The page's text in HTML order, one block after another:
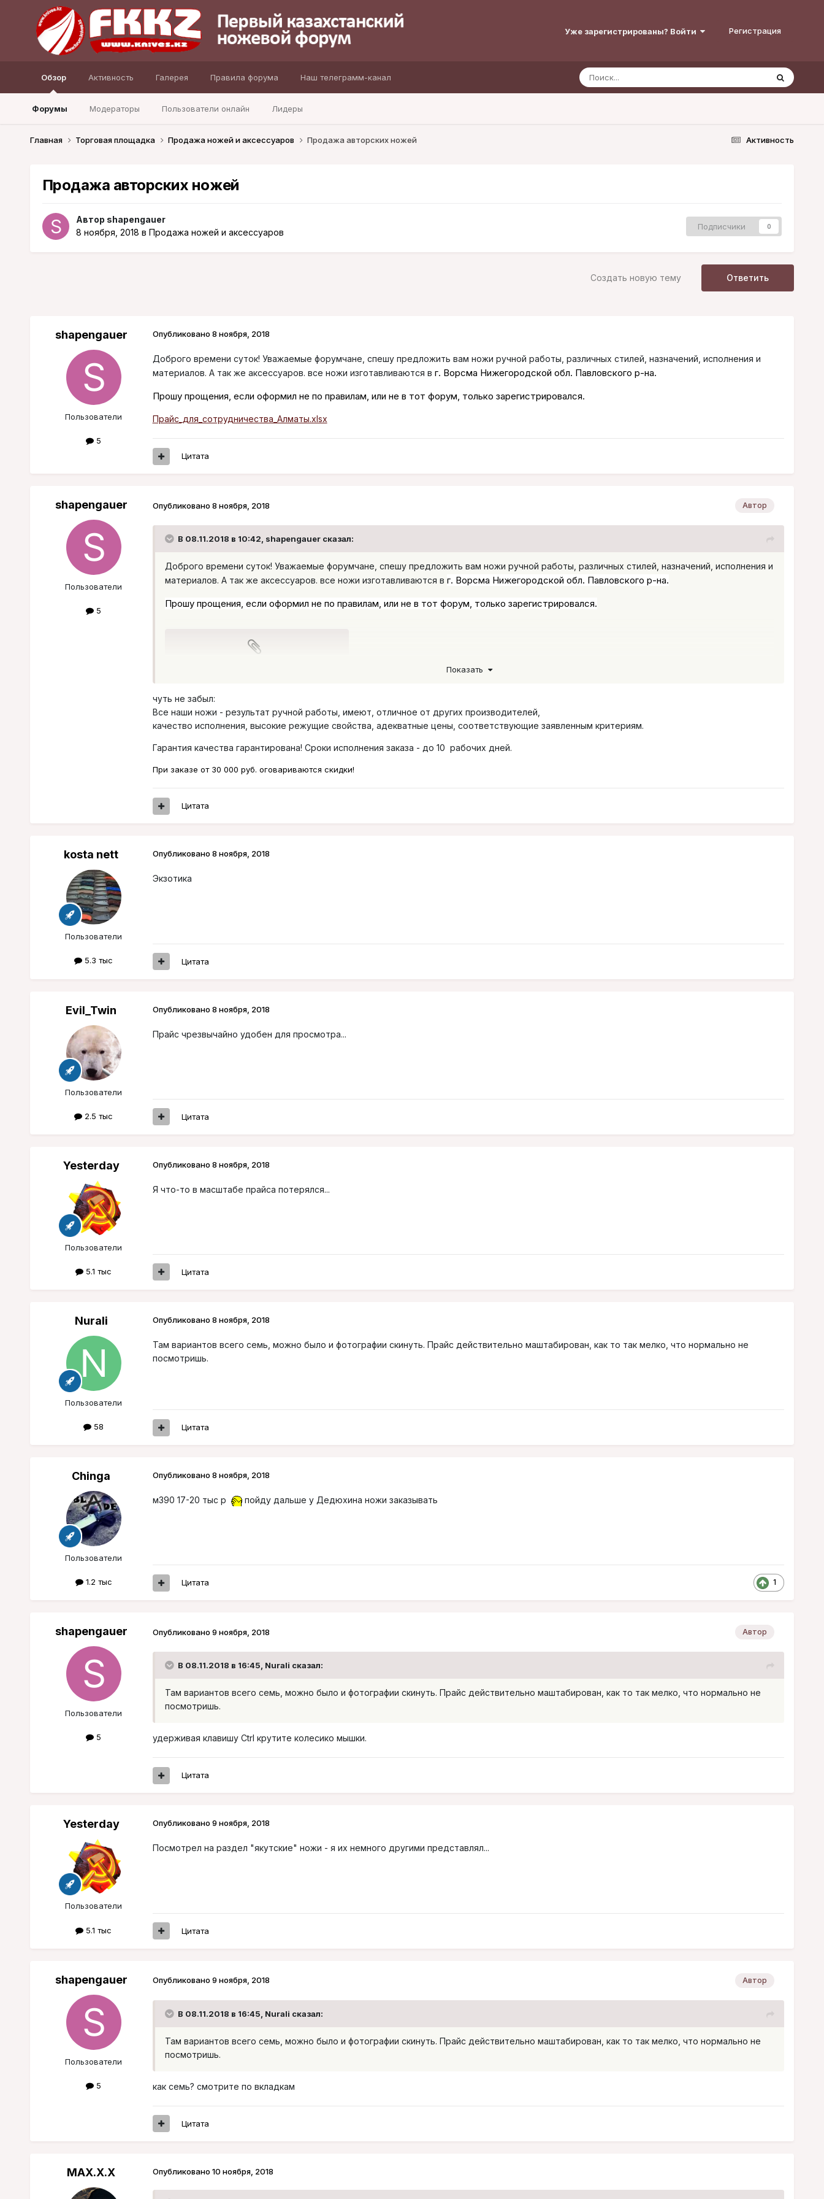
Уже зарегистрированы? Войти Регистрация
Обзор
Форумы Модераторы Пользователи онлайн Лидеры
Активность Галерея Правила форума Наш телеграмм-канал
Активность
Главная Торговая площадка Продажа ножей и аксессуаров Продажа авторских ножей
Продажа авторских ножей
Автор shapengauer
8 ноября, 2018 в Продажа ножей и аксессуаров
Подписчики 0
Ответить
Создать новую тему
shapengauer
Пользователи
5
Опубликовано 8 ноября, 2018
Доброго времени суток! Уважаемые форумчане, спешу предложить вам ножи ручной работы, различных стилей, назначений, исполнения и
материалов. А так же аксессуаров. все ножи изготавливаются в г. Ворсма Нижегородской обл. Павловского р-на.
Прошу прощения, если оформил не по правилам, или не в тот форум, только зарегистрировался.
Прайс_для_сотрудничества_Алматы.xlsx
Цитата
shapengauer
Пользователи
5
Автор
Опубликовано 8 ноября, 2018
В 08.11.2018 в 10:42, shapengauerсказал:
Доброго времени суток! Уважаемые форумчане, спешу предложить вам ножи ручной работы, различных стилей, назначений, исполнения и
материалов. А так же аксессуаров. все ножи изготавливаются в г. Ворсма Нижегородской обл. Павловского р-на.
Прошу прощения, если оформил не по правилам, или не в тот форум, только зарегистрировался.
Показать
чуть не забыл:
Все наши ножи - результат ручной работы, имеют, отличное от других производителей,
качество исполнения, высокие режущие свойства, адекватные цены, соответствующие заявленным критериям.
Гарантия качества гарантирована! Сроки исполнения заказа - до 10 рабочих дней.
При заказе от 30 000 руб. оговариваются скидки!
Цитата
kosta nett
Пользователи
5.3 тыс
Опубликовано 8 ноября, 2018
Экзотика
Цитата
Evil_Twin
Пользователи
2.5 тыс
Опубликовано 8 ноября, 2018
Прайс чрезвычайно удобен для просмотра...
Цитата
Yesterday
Пользователи
5.1 тыс
Опубликовано 8 ноября, 2018
Я что-то в масштабе прайса потерялся...
Цитата
Nurali
Пользователи
58
Опубликовано 8 ноября, 2018
Там вариантов всего семь, можно было и фотографии скинуть. Прайс действительно маштабирован, как то так мелко, что нормально не
посмотришь.
Цитата
Chinga
Пользователи
1.2 тыс
Опубликовано 8 ноября, 2018
м390 17-20 тыс р пойду дальше у Дедюхина ножи заказывать
1
Цитата
shapengauer
Пользователи
5
Автор
Опубликовано 9 ноября, 2018
В 08.11.2018 в 16:45, Nurali сказал:
Там вариантов всего семь, можно было и фотографии скинуть. Прайс действительно маштабирован, как то так мелко, что нормально не
посмотришь.
удерживая клавишу Ctrl крутите колесико мышки.
Цитата
Yesterday
Пользователи
5.1 тыс
Опубликовано 9 ноября, 2018
Посмотрел на раздел "якутские" ножи - я их немного другими представлял...
Цитата
shapengauer
Пользователи
5
Автор
Опубликовано 9 ноября, 2018
В 08.11.2018 в 16:45, Nurali сказал:
Там вариантов всего семь, можно было и фотографии скинуть. Прайс действительно маштабирован, как то так мелко, что нормально не
посмотришь.
как семь? смотрите по вкладкам
Цитата
MAX.X.X Опубликовано 10 ноября, 2018